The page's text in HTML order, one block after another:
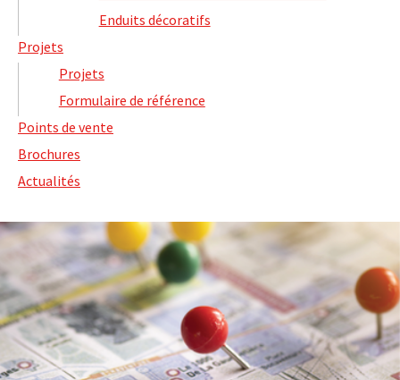
Enduits décoratifs
Projets
Projets
Formulaire de référence
Points de vente
Brochures
Actualités